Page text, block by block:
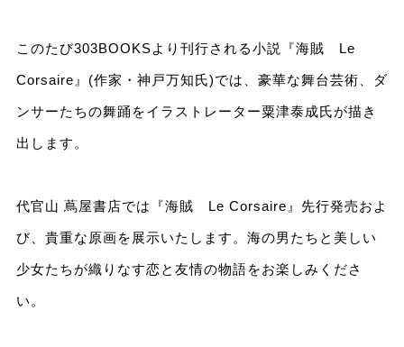
このたび303BOOKSより刊行される小説『海賊 Le
Corsaire』(作家・神戸万知氏)では、豪華な舞台芸術、ダ
ンサーたちの舞踊をイラストレーター粟津泰成氏が描き
出します。
代官山 蔦屋書店では『海賊 Le Corsaire』先行発売およ
び、貴重な原画を展示いたします。海の男たちと美しい
少女たちが織りなす恋と友情の物語をお楽しみくださ
い。